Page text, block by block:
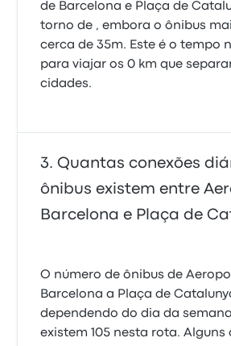
de Barcelona e Plaça de
torno de , embora o ônibus
cerca de 35m. Este é o tempo
para viajar os 0 km que
cidades.
Quantas conexões
ônibus existem entre
Barcelona e Plaça de
O número de ônibus de
Barcelona a Plaça de
dependendo do dia da
existem 105 nesta rota. Alguns